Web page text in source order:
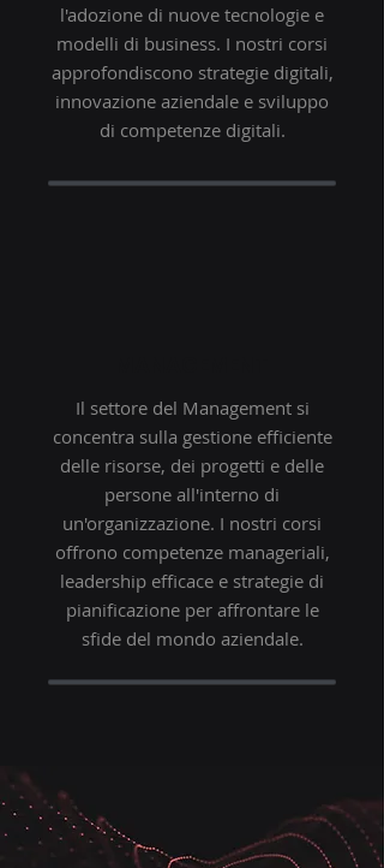
l'adozione di nuove tecnologie e
modelli di business. I nostri corsi
approfondiscono strategie digitali,
innovazione aziendale e sviluppo
di competenze digitali.
Il settore del Management si
concentra sulla gestione efficiente
delle risorse, dei progetti e delle
persone all'interno di
un'organizzazione. I nostri corsi
offrono competenze manageriali,
leadership efficace e strategie di
pianificazione per affrontare le
sfide del mondo aziendale.